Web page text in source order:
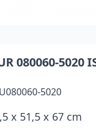
080060-5020
5020
x 51,5 x 67 cm